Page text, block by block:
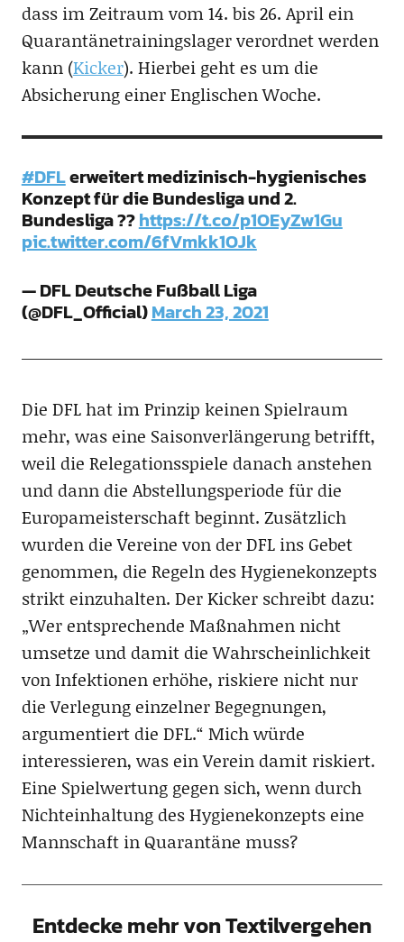
dass im Zeitraum vom 14. bis 26. April ein
Quarantänetrainingslager verordnet werden
kann (Kicker). Hierbei geht es um die
Absicherung einer Englischen Woche.
#DFLerweitert medizinisch-hygienisches
Konzept für die Bundesliga und 2.
Bundesliga ??https://t.co/p1OEyZw1Gu
pic.twitter.com/6fVmkk1OJk
— DFL Deutsche Fußball Liga
(@DFL_Official)March 23, 2021
Die DFL hat im Prinzip keinen Spielraum
mehr, was eine Saisonverlängerung betrifft,
weil die Relegationsspiele danach anstehen
und dann die Abstellungsperiode für die
Europameisterschaft beginnt. Zusätzlich
wurden die Vereine von der DFL ins Gebet
genommen, die Regeln des Hygienekonzepts
strikt einzuhalten. Der Kicker schreibt dazu:
„Wer entsprechende Maßnahmen nicht
umsetze und damit die Wahrscheinlichkeit
von Infektionen erhöhe, riskiere nicht nur
die Verlegung einzelner Begegnungen,
argumentiert die DFL.“ Mich würde
interessieren, was ein Verein damit riskiert.
Eine Spielwertung gegen sich, wenn durch
Nichteinhaltung des Hygienekonzepts eine
Mannschaft in Quarantäne muss?
Entdecke mehr von Textilvergehen